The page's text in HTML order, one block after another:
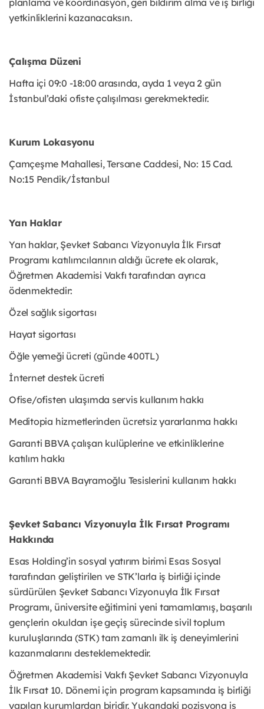
planlama ve koordinasyon, geri bildirim alma ve iş birliği
yetkinliklerini kazanacaksın.
Çalışma Düzeni
Hafta içi 09:0 -18:00 arasında, ayda 1 veya 2 gün
İstanbul’daki ofiste çalışılması gerekmektedir.
Kurum Lokasyonu
Çamçeşme Mahallesi, Tersane Caddesi, No: 15 Cad.
No:15 Pendik/İstanbul
Yan Haklar
Yan haklar, Şevket Sabancı Vizyonuyla İlk Fırsat
Programı katılımcılarının aldığı ücrete ek olarak,
Öğretmen Akademisi Vakfı tarafından ayrıca
ödenmektedir:
Özel sağlık sigortası
Hayat sigortası
Öğle yemeği ücreti (günde 400TL)
İnternet destek ücreti
Ofise/ofisten ulaşımda servis kullanım hakkı
Meditopia hizmetlerinden ücretsiz yararlanma hakkı
Garanti BBVA çalışan kulüplerine ve etkinliklerine
katılım hakkı
Garanti BBVA Bayramoğlu Tesislerini kullanım hakkı
Şevket Sabancı Vizyonuyla İlk Fırsat Programı
Hakkında
Esas Holding’in sosyal yatırım birimi Esas Sosyal
tarafından geliştirilen ve STK’larla iş birliği içinde
sürdürülen Şevket Sabancı Vizyonuyla İlk Fırsat
Programı, üniversite eğitimini yeni tamamlamış, başarılı
gençlerin okuldan işe geçiş sürecinde sivil toplum
kuruluşlarında (STK) tam zamanlı ilk iş deneyimlerini
kazanmalarını desteklemektedir.
Öğretmen Akademisi Vakfı Şevket Sabancı Vizyonuyla
İlk Fırsat 10. Dönemi için program kapsamında iş birliği
yapılan kurumlardan biridir. Yukarıdaki pozisyona iş